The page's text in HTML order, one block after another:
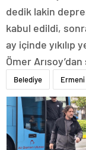
dedik lakin
kabul edildi,
ay içinde yıkılıp
Ömer
Belediye Ermeni